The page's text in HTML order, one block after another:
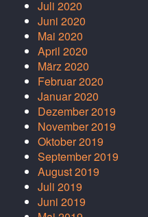
Juli 2020
Juni 2020
Mai 2020
April 2020
März 2020
Februar 2020
Januar 2020
Dezember 2019
November 2019
Oktober 2019
September 2019
August 2019
Juli 2019
Juni 2019